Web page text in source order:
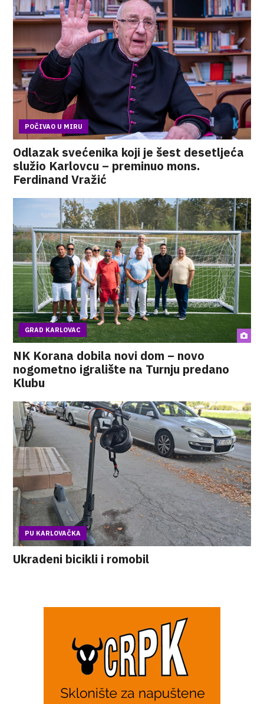
POČIVAO U MIRU
Odlazak svećenika koji je šest desetljeća
služio Karlovcu – preminuo mons.
Ferdinand Vražić
GRAD KARLOVAC
NK Korana dobila novi dom – novo
nogometno igralište na Turnju predano
Klubu
PU KARLOVAČKA
Ukradeni bicikli i romobil